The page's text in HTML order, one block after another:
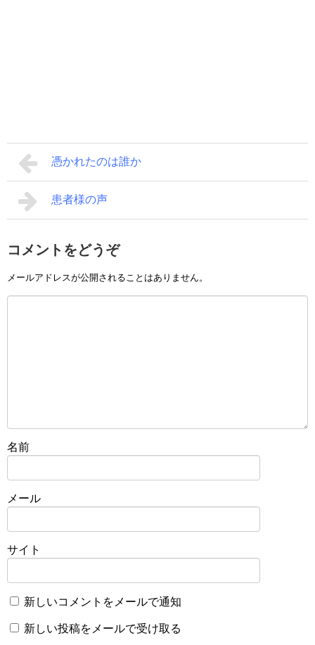
憑かれたのは誰か
患者様の声
コメントをどうぞ
メールアドレスが公開されることはありません。
名前
メール
サイト
新しいコメントをメールで通知
新しい投稿をメールで受け取る